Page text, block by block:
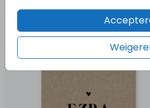
Meer in deze stijl